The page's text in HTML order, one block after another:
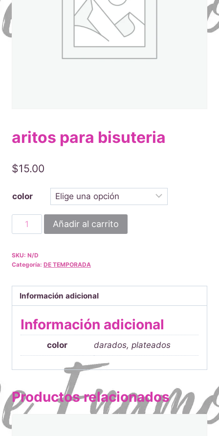
aritos para bisuteria
$15.00
color
aritos
para
cantidad
Añadir al carrito
SKU: N/D
Categoría: DE TEMPORADA
Información adicional
Información adicional
color darados, plateados
Productos relacionados